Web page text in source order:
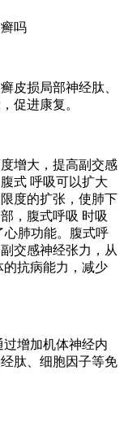
损局部神经肽、
促进康复。
增大，提高副交感
式 呼吸可以扩大
度的扩张，使肺下
，腹式呼吸 时吸
心肺功能。腹式呼
交感神经张力，从
抗病能力，减少
增加机体神经内
肽、细胞因子等免